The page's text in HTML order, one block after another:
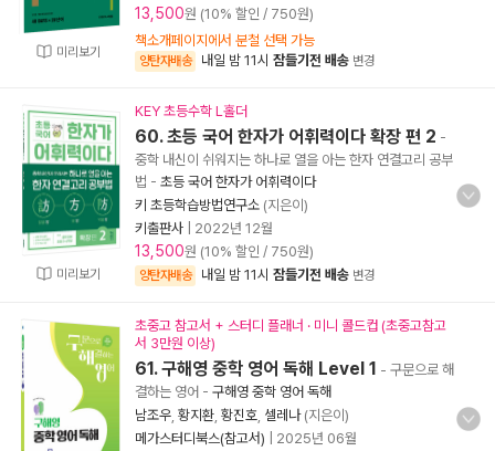
미리보기
13,500원 (10% 할인 / 750원)
책소개페이지에서 분철 선택 가능
양탄자배송 내일 밤 11시 잠들기전 배송 변경
미리보기
KEY 초등수학 L홀더
60. 초등 국어 한자가 어휘력이다 확장 편 2 -
중학 내신이 쉬워지는 하나로 열을 아는 한자 연결고리 공부
법 - 초등 국어 한자가 어휘력이다
키 초등학습방법연구소 (지은이)
키출판사
2022년 12월
13,500원 (10% 할인 / 750원)
양탄자배송 내일 밤 11시 잠들기전 배송 변경
초중고 참고서 + 스터디 플래너 · 미니 콜드컵 (초중고참고
서 3만원 이상)
61. 구해영 중학 영어 독해 Level 1 - 구문으로 해
결하는 영어 - 구해영 중학 영어 독해
남조우 황지환 황진호 셀레나(지은이)
메가스터디북스(참고서)
2025년 06월